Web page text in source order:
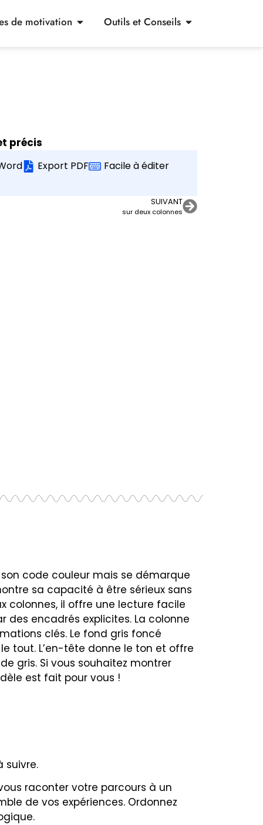
de motivation Outils et Conseils
précis
Export PDF
Facile à éditer
SUIVANT
sur deux colonnes
code couleur mais se démarque
sa capacité à être sérieux sans
colonnes, il offre une lecture facile
des encadrés explicites. La colonne
clés. Le fond gris foncé
tout. L’en-tête donne le ton et offre
gris. Si vous souhaitez montrer
est fait pour vous !
suivre.
raconter votre parcours à un
de vos expériences. Ordonnez